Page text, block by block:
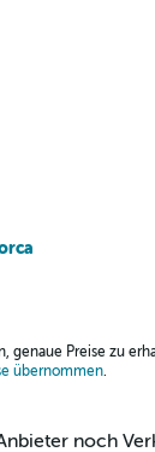
genaue Preise zu
übernommen.
noch